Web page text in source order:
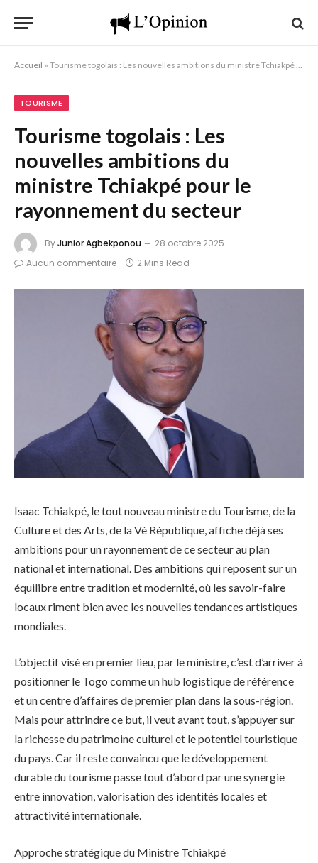
Accueil » Tourisme togolais : Les nouvelles ambitions du ministre Tchiakpé pour le rayonnement du secteur
TOURISME
Tourisme togolais : Les
nouvelles ambitions du
ministre Tchiakpé pour le
rayonnement du secteur
ByJunior Agbekponou
28 octobre 2025
Aucun commentaire
2 Mins Read
Isaac Tchiakpé, le tout nouveau ministre du Tourisme, de la
Culture et des Arts, de la Vè République, affiche déjà ses
ambitions pour un rayonnement de ce secteur au plan
national et international. Des ambitions qui reposent sur un
équilibre entre tradition et modernité, où les savoir-faire
locaux riment bien avec les nouvelles tendances artistiques
mondiales.
L’objectif visé en premier lieu, par le ministre, c’est d’arriver à
positionner le Togo comme un hub logistique de référence
et un centre d’affaires de premier plan dans la sous-région.
Mais pour attrindre ce but, il veut avant tout, s’appuyer sur
la richesse du patrimoine culturel et le potentiel touristique
du pays. Car il reste convaincu que le développement
durable du tourisme passe tout d’abord par une synergie
entre innovation, valorisation des identités locales et
attractivité internationale.
Approche stratégique du Ministre Tchiakpé